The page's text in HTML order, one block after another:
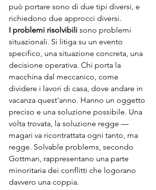
può portare sono di due tipi diversi, e
richiedono due approcci diversi.
I problemi risolvibili sono problemi
situazionali. Si litiga su un evento
specifico, una situazione concreta, una
decisione operativa. Chi porta la
macchina dal meccanico, come
dividere i lavori di casa, dove andare in
vacanza quest'anno. Hanno un oggetto
preciso e una soluzione possibile. Una
volta trovata, la soluzione regge —
magari va ricontrattata ogni tanto, ma
regge. Solvable problems, secondo
Gottman, rappresentano una parte
minoritaria dei conflitti che logorano
davvero una coppia.